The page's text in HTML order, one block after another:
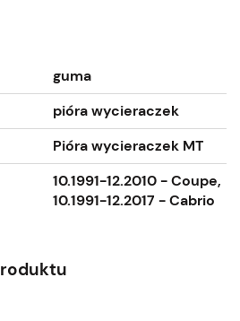
guma
pióra wycieraczek
Pióra wycieraczek MT
10.1991-12.2010 - Coupe,
10.1991-12.2017 - Cabrio